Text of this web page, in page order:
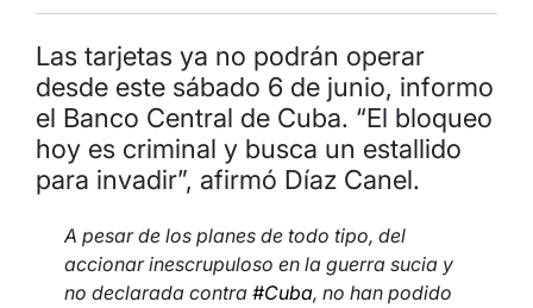
Las tarjetas ya no podrán operar
desde este sábado 6 de junio, informo
el Banco Central de Cuba. “El bloqueo
hoy es criminal y busca un estallido
para invadir”, afirmó Díaz Canel.
A pesar de los planes de todo tipo, del
accionar inescrupuloso en la guerra sucia y
no declarada contra #Cuba, no han podido